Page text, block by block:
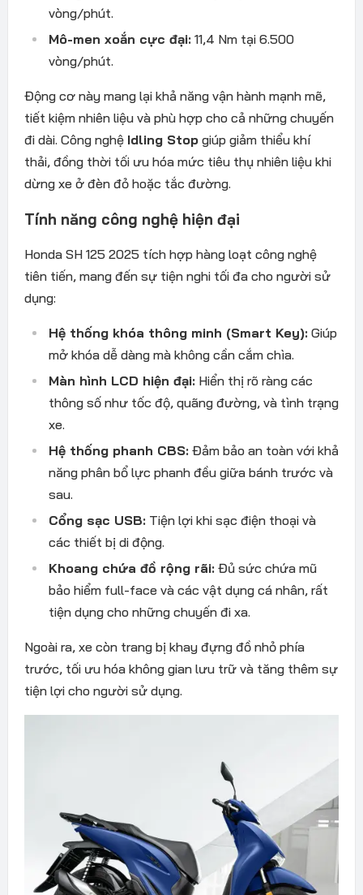
vòng/phút.
Mô-men xoắn cực đại:11,4 Nm tại 6.500
vòng/phút.
Động cơ này mang lại khả năng vận hành mạnh mẽ,
tiết kiệm nhiên liệu và phù hợp cho cả những chuyến
đi dài. Công nghệ Idling Stopgiúp giảm thiểu khí
thải, đồng thời tối ưu hóa mức tiêu thụ nhiên liệu khi
dừng xe ở đèn đỏ hoặc tắc đường.
Tính năng công nghệ hiện đại
Honda SH 125 2025 tích hợp hàng loạt công nghệ
tiên tiến, mang đến sự tiện nghi tối đa cho người sử
dụng:
Hệ thống khóa thông minh (Smart Key):Giúp
mở khóa dễ dàng mà không cần cắm chìa.
Màn hình LCD hiện đại:Hiển thị rõ ràng các
thông số như tốc độ, quãng đường, và tình trạng
xe.
Hệ thống phanh CBS:Đảm bảo an toàn với khả
năng phân bổ lực phanh đều giữa bánh trước và
sau.
Cổng sạc USB:Tiện lợi khi sạc điện thoại và
các thiết bị di động.
Khoang chứa đồ rộng rãi:Đủ sức chứa mũ
bảo hiểm full-face và các vật dụng cá nhân, rất
tiện dụng cho những chuyến đi xa.
Ngoài ra, xe còn trang bị khay đựng đồ nhỏ phía
trước, tối ưu hóa không gian lưu trữ và tăng thêm sự
tiện lợi cho người sử dụng.